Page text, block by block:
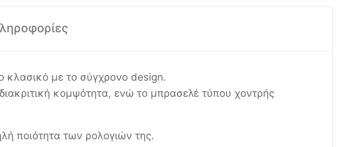
κλασικό με το σύγχρονο design.
κομψότητα, ενώ το μπρασελέ τύπου χοντρής
ποιότητα των ρολογιών της.